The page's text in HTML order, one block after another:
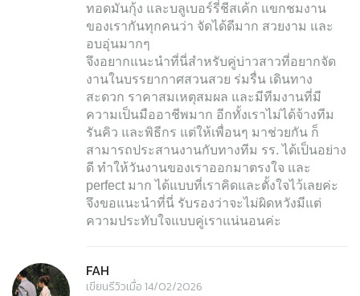
ทอดมันกุ้ง และบลูเบอร์รี่ชีสเค้ก แขกชมงาน
ของเรากันทุกคนว่า จัดได้ดีมาก สวยงาม และ
อบอุ่นมากๆ
จึงอยากแนะนำที่นี่สำหรับคู่บ่าวสาวที่อยากจัด
งานในบรรยากาศสวนสวย ร่มรื่น เดินทาง
สะดวก ราคาสมเหตุสมผล และมีทีมงานที่มี
ความเป็นมืออาชีพมาก อีกทั้งเราไม่ได้จ้างทีม
รันคิว และพิธีกร แต่ให้เพื่อนๆ มาช่วยกัน ก็
สามารถประสานงานกับทางทีม รร. ได้เป็นอย่าง
ดี ทำให้วันงานของเราออกมาตรงใจ และ
perfect มาก ได้แบบที่เราคิดและตั้งใจไว้เลยค่ะ
จึงขอแนะนำที่นี่ รับรองว่าจะไม่ผิดหวังมีแต่
ความประทับใจแบบคู่เราแน่นอนค่ะ
FAH
เขียนรีวิวเมื่อ 14/02/2026